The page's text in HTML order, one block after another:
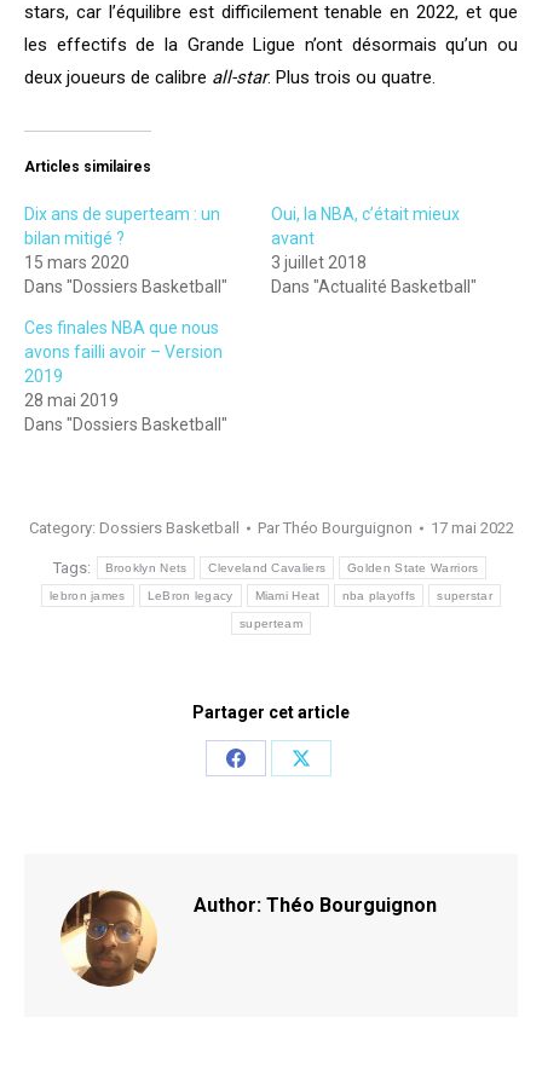
stars, car l’équilibre est difficilement tenable en 2022, et que
les effectifs de la Grande Ligue n’ont désormais qu’un ou
deux joueurs de calibre all-star. Plus trois ou quatre.
Articles similaires
Dix ans de superteam : un
bilan mitigé ?
15 mars 2020
Dans "Dossiers Basketball"
Oui, la NBA, c’était mieux
avant
3 juillet 2018
Dans "Actualité Basketball"
Ces finales NBA que nous
avons failli avoir – Version
2019
28 mai 2019
Dans "Dossiers Basketball"
Category: Dossiers Basketball Par Théo Bourguignon 17 mai 2022
Tags: Brooklyn Nets Cleveland Cavaliers Golden State Warriors
lebron james LeBron legacy Miami Heat nba playoffs superstar
superteam
Partager cet article
Share
Share
Author: Théo Bourguignon